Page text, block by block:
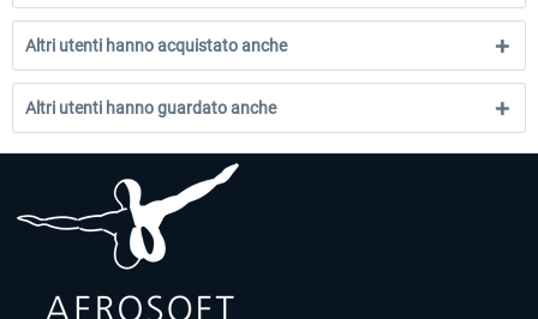
Altri utenti hanno acquistato anche
Altri utenti hanno guardato anche